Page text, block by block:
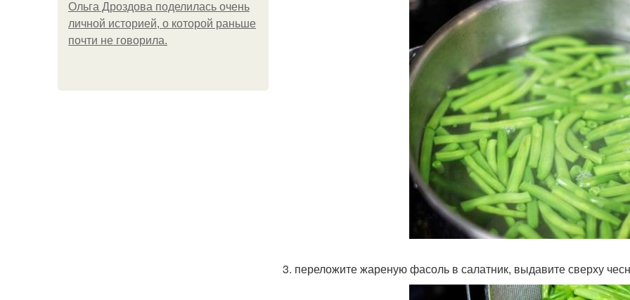
Ольга Дроздова поделилась очень
личной историей, о которой раньше
почти не говорила.
3. переложите жареную фасоль в салатник, выдавите сверху